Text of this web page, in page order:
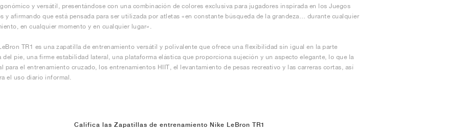
y versátil, presentándose con una combinación de colores exclusiva para jugadores inspirada en los Juegos
y afirmando que está pensada para ser utilizada por atletas «en constante búsqueda de la grandeza… durante cualquier
en cualquier momento y en cualquier lugar».
TR1 es una zapatilla de entrenamiento versátil y polivalente que ofrece una flexibilidad sin igual en la parte
del pie, una firme estabilidad lateral, una plataforma elástica que proporciona sujeción y un aspecto elegante, lo que la
para el entrenamiento cruzado, los entrenamientos HIIT, el levantamiento de pesas recreativo y las carreras cortas, así
el uso diario informal.
Califica las Zapatillas de entrenamiento Nike LeBron TR1